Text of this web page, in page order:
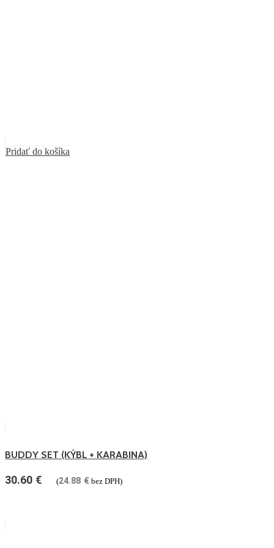
Pridať do košíka
BUDDY SET (KÝBL + KARABINA)
30.60 € (24.88 € bez DPH)